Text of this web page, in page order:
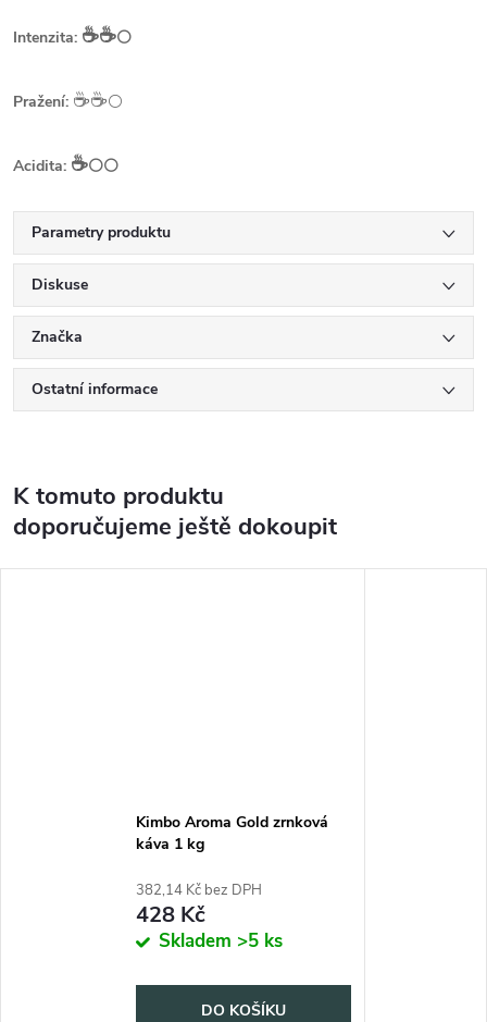
Intenzita: ☕️☕️⚪
Pražení: ☕️☕️⚪
Acidita: ☕️⚪⚪
Parametry produktu
Diskuse
Značka
Ostatní informace
K tomuto produktu
doporučujeme ještě dokoupit
Kimbo Aroma Gold zrnková
káva 1 kg
382,14 Kč bez DPH
428 Kč
Skladem >5 ks
DO KOŠÍKU